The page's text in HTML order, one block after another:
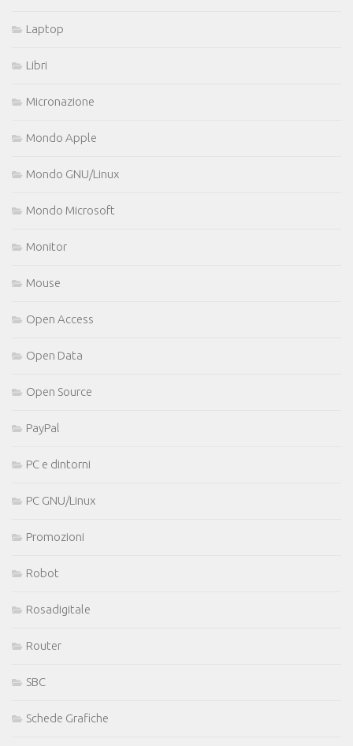
Laptop
Libri
Micronazione
Mondo Apple
Mondo GNU/Linux
Mondo Microsoft
Monitor
Mouse
Open Access
Open Data
Open Source
PayPal
PC e dintorni
PC GNU/Linux
Promozioni
Robot
Rosadigitale
Router
SBC
Schede Grafiche